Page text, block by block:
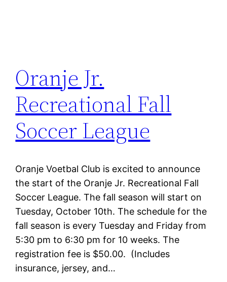
Oranje Jr.
Recreational Fall
Soccer League
Oranje Voetbal Club is excited to announce
the start of the Oranje Jr. Recreational Fall
Soccer League. The fall season will start on
Tuesday, October 10th. The schedule for the
fall season is every Tuesday and Friday from
5:30 pm to 6:30 pm for 10 weeks. The
registration fee is $50.00. (Includes
insurance, jersey, and…